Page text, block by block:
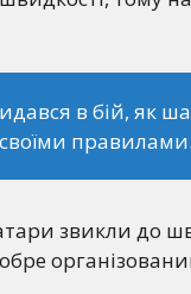
в бій, як
звикли до